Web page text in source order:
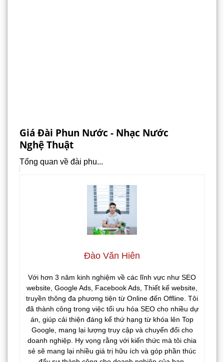
Giá Đài Phun Nước - Nhạc Nước
Nghệ Thuật
Tổng quan về đài phu...
Đào Văn Hiên
Với hơn 3 năm kinh nghiệm về các lĩnh vực như SEO
website, Google Ads, Facebook Ads, Thiết kế website,
truyền thông đa phương tiện từ Online đến Offline. Tôi
đã thành công trong việc tối ưu hóa SEO cho nhiều dự
án, giúp cải thiện đáng kể thứ hạng từ khóa lên Top
Google, mang lại lượng truy cập và chuyển đổi cho
doanh nghiệp. Hy vọng rằng với kiến thức mà tôi chia
sẻ sẽ mang lại nhiều giá trị hữu ích và góp phần thúc